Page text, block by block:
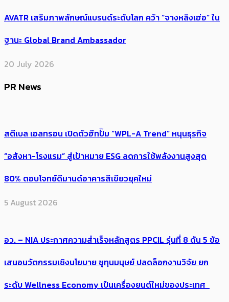
AVATR เสริมภาพลักษณ์แบรนด์ระดับโลก คว้า “จางหลิงเฮ่อ” ใน
ฐานะ Global Brand Ambassador
20 July 2026
PR News
สตีเบล เอลทรอน เปิดตัวฮีทปั๊ม “WPL-A Trend” หนุนธุรกิจ
“อสังหา-โรงแรม” สู่เป้าหมาย ESG ลดการใช้พลังงานสูงสุด
80% ตอบโจทย์ดีมานด์อาคารสีเขียวยุคใหม่
5 August 2026
อว. – NIA ประกาศความสำเร็จหลักสูตร PPCIL รุ่นที่ 8 ดัน 5 ข้อ
เสนอนวัตกรรมเชิงนโยบาย ชูทุนมนุษย์ ปลดล็อกงานวิจัย ยก
ระดับ Wellness Economy เป็นเครื่องยนต์ใหม่ของประเทศ